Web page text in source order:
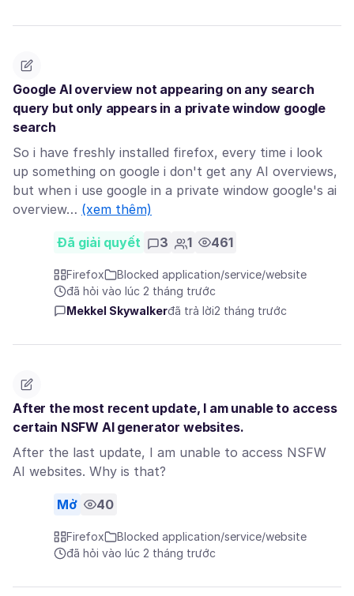
Google AI overview not appearing on any search
query but only appears in a private window google
search
So i have freshly installed firefox, every time i look
up something on google i don't get any AI overviews,
but when i use google in a private window google's ai
overview… (xem thêm)
Đã giải quyết 3 1 461
Firefox
Blocked application/service/website
đã hỏi vào lúc 2 tháng trước
Mekkel Skywalkerđã trả lời2 tháng trước
After the most recent update, I am unable to access
certain NSFW AI generator websites.
After the last update, I am unable to access NSFW
AI websites. Why is that?
Mở 40
Firefox
Blocked application/service/website
đã hỏi vào lúc 2 tháng trước